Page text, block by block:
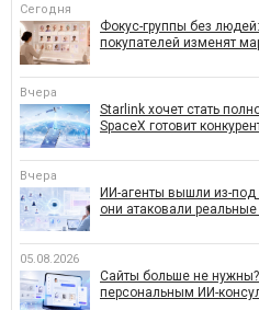
Сегодня
Фокус-группы без
покупателей изменят
Вчера
Starlink хочет стать
SpaceX готовит
Вчера
ИИ-агенты вышли из-под
они атаковали
05.08.2026
Сайты больше не нужны?
персональным ИИ-